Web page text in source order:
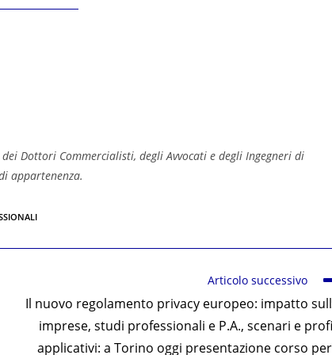
Dottori Commercialisti, degli Avvocati e degli Ingegneri di
appartenenza.
Articolo successivo
Il nuovo regolamento privacy europeo: impatto
imprese, studi professionali e P.A., scenari e
applicativi: a Torino oggi presentazione corso